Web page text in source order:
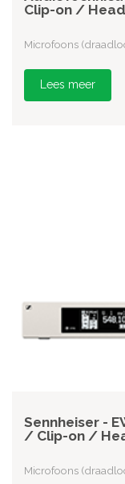
Clip-on /
Microfoons
Lees meer
Sennheiser -
/ Clip-on /
Microfoons